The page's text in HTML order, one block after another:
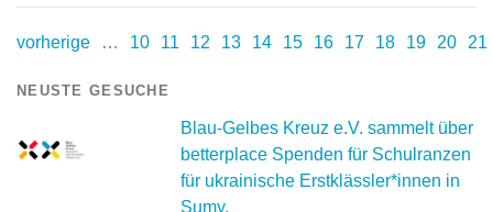
vorherige … 10 11 12 13 14 15 16 17 18 19 20 21
NEUSTE GESUCHE
Blau-Gelbes Kreuz e.V. sammelt über
betterplace Spenden für Schulranzen
für ukrainische Erstklässler*innen in
Sumy.